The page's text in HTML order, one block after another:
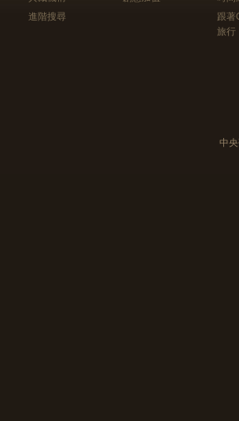
進階搜尋
跟
旅行
中